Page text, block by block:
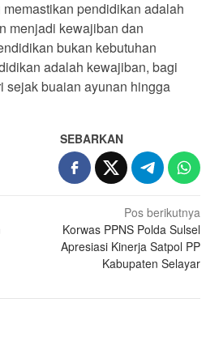
pendidikan adalah
menjadi kewajiban dan
bukan kebutuhan
adalah kewajiban, bagi
sejak buaian ayunan hingga
SEBARKAN
Pos berikutnya
Korwas PPNS Polda Sulsel
Apresiasi Kinerja Satpol PP
Kabupaten Selayar